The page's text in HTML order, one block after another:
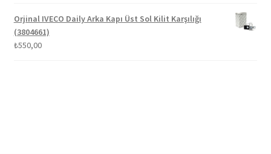
Orjinal IVECO Daily Arka Kapı Üst Sol Kilit Karşılığı
(3804661)
₺550,00